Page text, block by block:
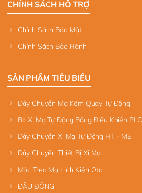
CHÍNH SÁCH HỖ TRỢ
Chính Sách Bảo Mật
Chính Sách Bảo Hành
SẢN PHẨM TIÊU BIỂU
Dây Chuyền Mạ Kẽm Quay Tự Động
Bộ Xi Mạ Tự Động Bằng Điều Khiển PLC
Dây Chuyền Xi Mạ Tự Động HT - ME
Dây Chuyền Thiết Bị Xi Mạ
Móc Treo Mạ Linh Kiện Oto
ĐẦU ĐỒNG